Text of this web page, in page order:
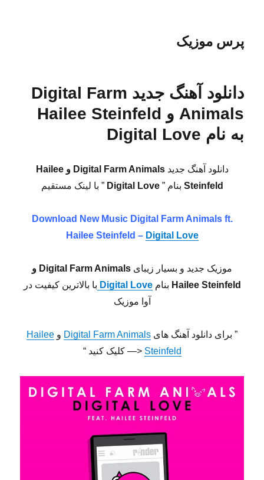
پرس موزیک
دانلود آهنگ جدید Digital Farm
Animals و Hailee Steinfeld
به نام Digital Love
دانلود آهنگ جدید
Digital Farm Animals و Hailee
Steinfeld بنام ”Digital Love ” با لینک مستقیم
Download New MusicDigital Farm Animals ft.
Hailee Steinfeld – Digital Love
موزیک جدید و بسیار زیبای
Digital Farm Animals و
Hailee Steinfeld بنام Digital Love با بالاترین کیفیت در
آوا موزیک
” برای دانلود آهنگ های Digital Farm Animals و Hailee
Steinfeld <— کلیک کنید “